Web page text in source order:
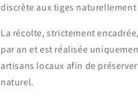
discrète aux tiges naturellement
La récolte, strictement
par an et est réalisée
artisans locaux afin de
naturel.